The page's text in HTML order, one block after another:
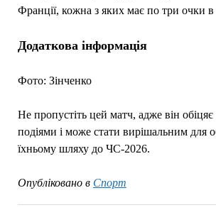
Франції, кожна з яких має по три очки в
Додаткова інформація
Фото: Зінченко
Не пропустіть цей матч, адже він
подіями і може стати вирішальним для
їхньому шляху до ЧС-2026.
Опубліковано в Спорт